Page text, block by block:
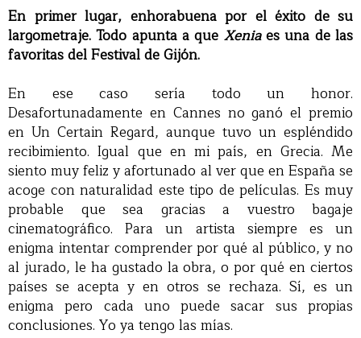
En primer lugar, enhorabuena por el éxito de su
largometraje. Todo apunta a que Xeniaes una de las
favoritas del Festival de Gijón.
En ese caso sería todo un honor.
Desafortunadamente en Cannes no ganó el premio
en Un Certain Regard, aunque tuvo un espléndido
recibimiento. Igual que en mi país, en Grecia. Me
siento muy feliz y afortunado al ver que en España se
acoge con naturalidad este tipo de películas. Es muy
probable que sea gracias a vuestro bagaje
cinematográfico. Para un artista siempre es un
enigma intentar comprender por qué al público, y no
al jurado, le ha gustado la obra, o por qué en ciertos
países se acepta y en otros se rechaza. Sí, es un
enigma pero cada uno puede sacar sus propias
conclusiones. Yo ya tengo las mías.